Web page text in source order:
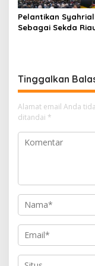
Pelantikan
Sebagai Sekda
Tinggalkan
Alamat email Anda
ditandai *